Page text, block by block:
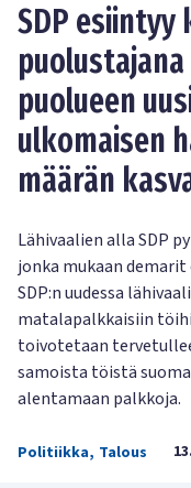
SDP
puolueen
ulkomaisen
määrän
Lähivaalien alla SDP
jonka mukaan
SDP:n uudessa
matalapalkkaisiin
toivotetaan
samoista töistä
alentamaan palkkoja.
Politiikka, Talous